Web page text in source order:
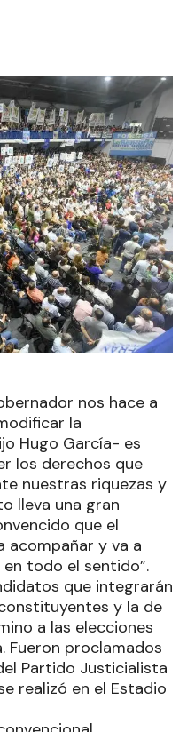
nos hace a
la
Hugo García- es
los derechos que
nuestras riquezas y
lleva una gran
que el
acompañar y va a
todo el sentido”.
que integrarán
y la de
a las elecciones
Fueron proclamados
Partido Justicialista
realizó en el Estadio